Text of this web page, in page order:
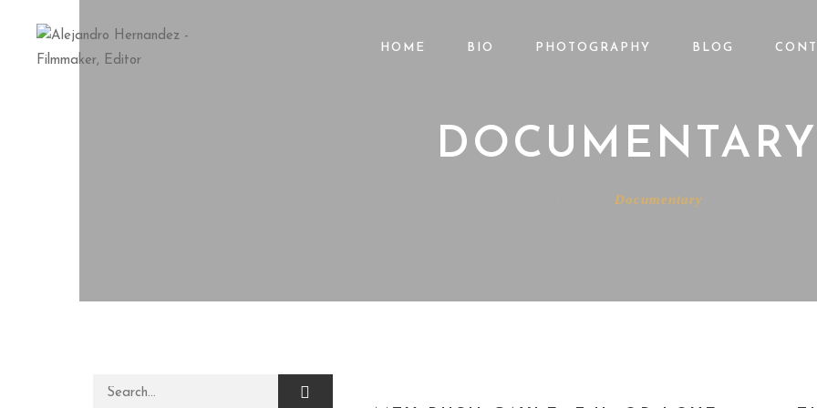
HOME BIO PHOTOGRAPHY BLOG
DOCUMENTARY
Documentary
Search for: